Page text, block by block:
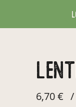
6,70 € /